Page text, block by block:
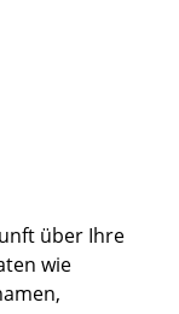
über Ihre
wie